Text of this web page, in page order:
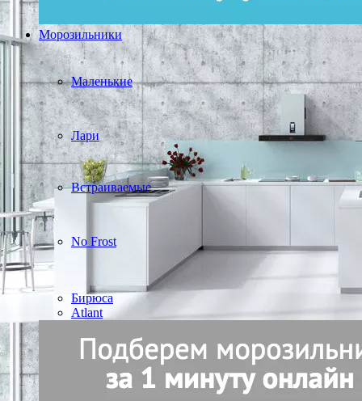
Морозильники
Маленькие
Лари
Встраиваемые
No Frost
Бирюса
Atlant